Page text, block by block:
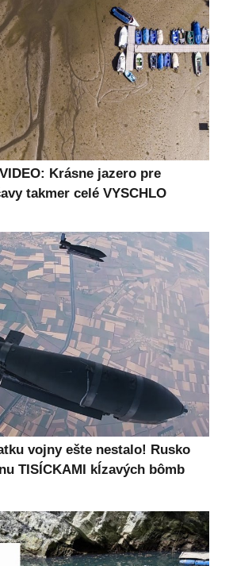
Krásne jazero pre
takmer celé VYSCHLO
vojny ešte nestalo! Rusko
TISÍCKAMI kĺzavých bômb